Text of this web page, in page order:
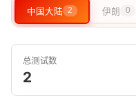
中国大陆 2 伊朗 0
总测试数
2